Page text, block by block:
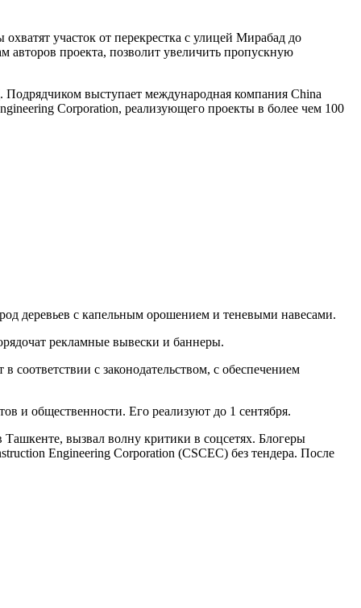
участок от перекрестка с улицей Мирабад до
авторов проекта, позволит увеличить пропускную
выступает международная компания China
Corporation, реализующего проекты в более чем 100
деревьев с капельным орошением и теневыми навесами.
рекламные вывески и баннеры.
с законодательством, с обеспечением
и общественности. Его реализуют до 1 сентября.
Ташкенте, вызвал волну критики в соцсетях. Блогеры
Engineering Corporation (CSCEC) без тендера. После